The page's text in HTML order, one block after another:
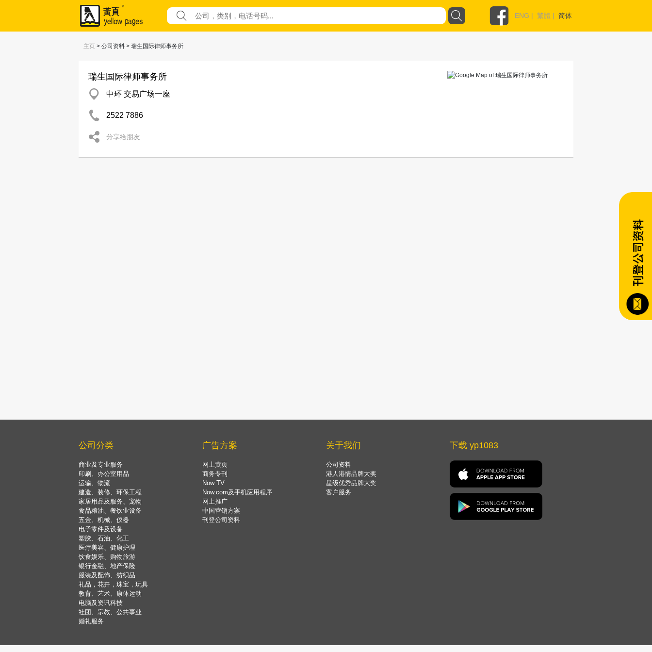
ENG | 繁體 | 简体
主页 > 公司资料 > 瑞生国际律师事务所
瑞生国际律师事务所
中环 交易广场一座
2522 7886
分享给朋友
公司分类
商业及专业服务
印刷、办公室用品
运输、物流
建造、装修、环保工程
家居用品及服务、宠物
食品粮油、餐饮业设备
五金、机械、仪器
电子零件及设备
塑胶、石油、化工
医疗美容、健康护理
饮食娱乐、购物旅游
银行金融、地产保险
服装及配饰、纺织品
礼品，花卉，珠宝，玩具
教育、艺术、康体运动
电脑及资讯科技
社团、宗教、公共事业
婚礼服务
广告方案
网上黄页
商务专刊
Now TV
Now.com及手机应用程序
网上推广
中国营销方案
刊登公司资料
关于我们
公司资料
港人港情品牌大奖
星级优秀品牌大奖
客户服务
下载 yp1083